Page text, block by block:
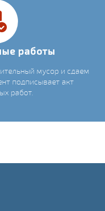
работы
мусор и сдаем
подписывает акт
работ.